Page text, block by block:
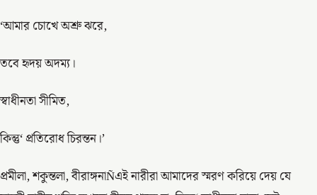
‘আমার চোখে অশ্রু ঝরে,
তবে হৃদয় অদম্য।
স্বাধীনতা সীমিত,
কিন্তু‘ প্রতিরোধ চিরন্তন।’
প্রমীলা, শকুন্তলা, বীরাঙ্গনাÑএই নারীরা আমাদের স্মরণ করিয়ে দেয় যে